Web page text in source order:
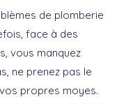
de plomberie
face à des
vous manquez
ne prenez pas le
propres moyes.